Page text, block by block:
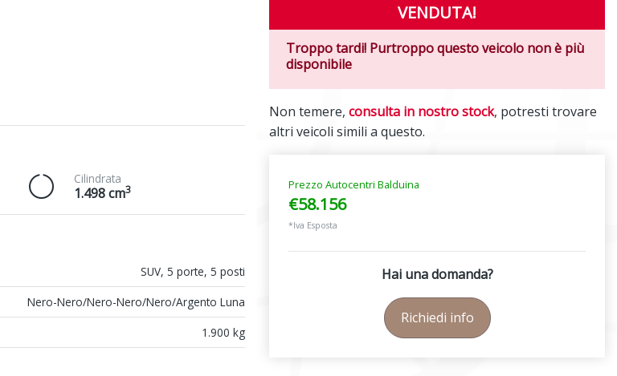
Cilindrata
1.498 cm3
SUV, 5 porte, 5 posti
Nero-Nero/Nero-Nero/Nero/Argento Luna
1.900 kg
VENDUTA!
Troppo tardi! Purtroppo questo veicolo non è più
disponibile
Non temere, consulta in nostro stock, potresti trovare
altri veicoli simili a questo.
Prezzo Autocentri Balduina
€58.156
*Iva Esposta
Hai una domanda?
Richiedi info